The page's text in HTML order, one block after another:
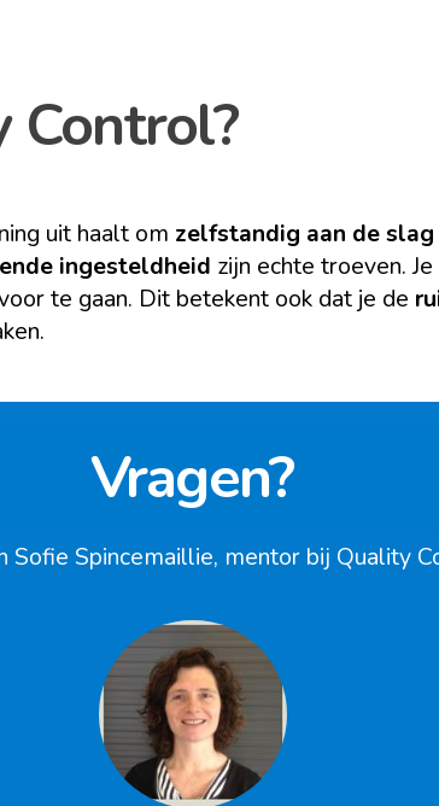
uit haalt om zelfstandig aan de slag
ingesteldheid zijn echte troeven.
te gaan. Dit betekent ook dat je de
Vragen?
Sofie Spincemaillie, mentor bij Quality